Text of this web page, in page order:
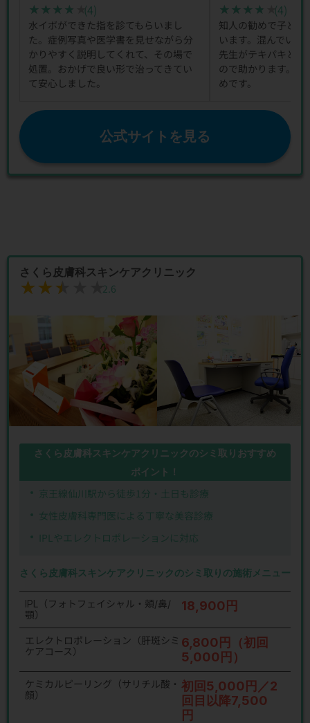
★★★★★
★★★★★(4)
水イボができた指を診てもらいまし
た。症例写真や医学書を見せながら分
かりやすく説明してくれて、その場で
処置。おかげで良い形で治ってきてい
て安心しました。
★★★★★
★★★★★(4)
知人の勧めで子ども
います。混んでいる
先生がテキパキと
ので助かります。土
めです。
公式サイトを見る
さくら皮膚科スキンケアクリニック
★★★★★
★★★★★2.6
さくら皮膚科スキンケアクリニックのシミ取りおすすめ
ポイント！
京王線仙川駅から徒歩1分・土日も診療
女性皮膚科専門医による丁寧な美容診療
IPLやエレクトロポレーションに対応
さくら皮膚科スキンケアクリニックのシミ取りの施術メニュー
IPL（フォトフェイシャル・頬/鼻/
顎）
18,900円
エレクトロポレーション（肝斑シミ
ケアコース）
6,800円（初回
5,000円）
ケミカルピーリング（サリチル酸・
顔）
初回5,000円／2
回目以降7,500
円